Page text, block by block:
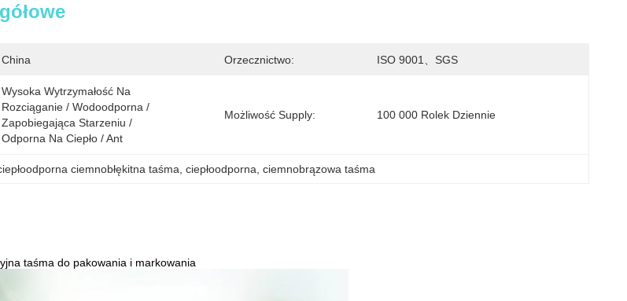
China Orzecznictwo: ISO 9001、SGS
Wysoka Wytrzymałość Na
Rozciąganie / Wodoodporna /
Zapobiegająca Starzeniu /
Odporna Na Ciepło / Ant
Możliwość Supply: 100 000 Rolek Dziennie
ciemnobłękitna taśma , ciepłoodporna , ciemnobrązowa taśma
taśma do pakowania i markowania